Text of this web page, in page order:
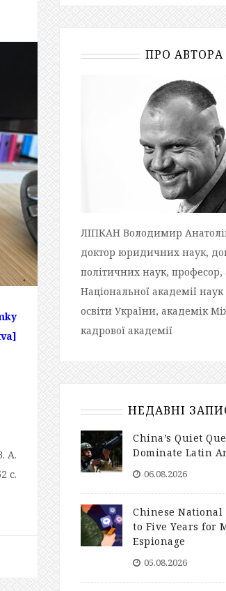
А.
с.
ПРО АВТОРА
ЛІПКАН Володимир
доктор юридичних наук,
політичних наук, професор,
Національної академії
освіти України, академік
кадрової академії
НЕДАВНІ
China’s Quiet
Dominate Latin
06.08.2026
Chinese National
to Five Years for
Espionage
05.08.2026